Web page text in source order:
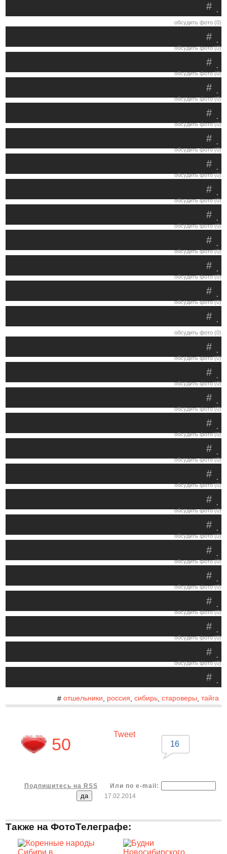
.
#
обсудить фото (0)
.
#
обсудить фото (0)
.
#
обсудить фото (0)
.
#
обсудить фото (0)
.
#
обсудить фото (0)
.
#
обсудить фото (0)
.
#
обсудить фото (0)
.
#
обсудить фото (0)
.
#
обсудить фото (0)
.
#
обсудить фото (0)
.
#
обсудить фото (0)
.
#
обсудить фото (0)
.
#
обсудить фото (0)
.
#
обсудить фото (0)
.
#
обсудить фото (0)
.
#
обсудить фото (0)
.
#
обсудить фото (0)
.
#
обсудить фото (0)
.
#
обсудить фото (0)
.
#
обсудить фото (0)
.
#
обсудить фото (0)
.
#
обсудить фото (0)
.
#
обсудить фото (0)
.
#
обсудить фото (0)
.
#
обсудить фото (0)
.
#
обсудить фото (0)
.
#
# отшельники россия сибирь, староверы тайга
50
Tweet
16
Подпишитесь на RSS
Или по e-mail:
17.02.2014
Также на ФотоТелеграфе: